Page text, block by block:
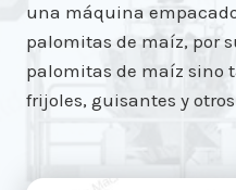
una máquina
palomitas de maíz, por
palomitas de maíz sino
frijoles, guisantes y